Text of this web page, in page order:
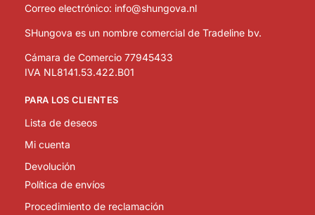
Correo electrónico: info@shungova.nl
SHungova es un nombre comercial de Tradeline bv.
Cámara de Comercio 77945433
IVA NL8141.53.422.B01
PARA LOS CLIENTES
Lista de deseos
Mi cuenta
Devolución
Política de envíos
Procedimiento de reclamación